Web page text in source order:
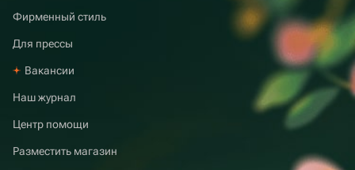
Фирменный стиль
Для прессы
Вакансии
Наш журнал
Центр помощи
Разместить магазин